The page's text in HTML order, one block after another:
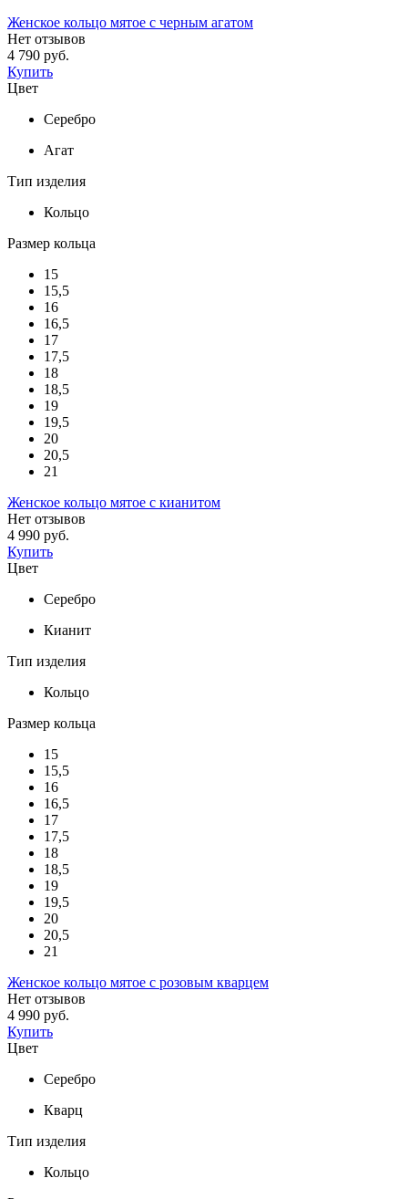
Женское кольцо мятое с черным агатом
Нет отзывов
4 790 руб.
Купить
Цвет
Серебро
Агат
Тип изделия
Кольцо
Размер кольца
15
15,5
16
16,5
17
17,5
18
18,5
19
19,5
20
20,5
21
Женское кольцо мятое с кианитом
Нет отзывов
4 990 руб.
Купить
Цвет
Серебро
Кианит
Тип изделия
Кольцо
Размер кольца
15
15,5
16
16,5
17
17,5
18
18,5
19
19,5
20
20,5
21
Женское кольцо мятое с розовым кварцем
Нет отзывов
4 990 руб.
Купить
Цвет
Серебро
Кварц
Тип изделия
Кольцо